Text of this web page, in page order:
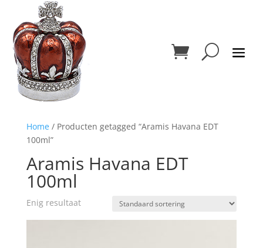
Home/ Producten getagged “Aramis Havana EDT
100ml”
Aramis Havana EDT
100ml
Enig resultaat